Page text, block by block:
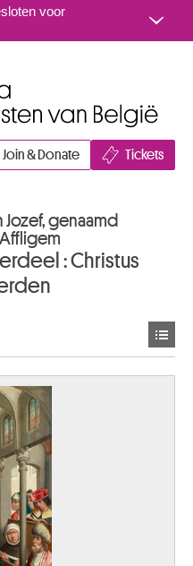
inhoud
voor
Join & Donate Tickets
genaamd
: Christus